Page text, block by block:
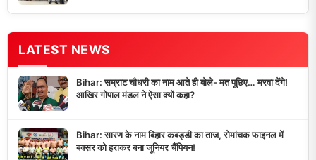
LATEST NEWS
Bihar: सम्राट चौधरी का नाम आते ही बोले- मत पूछिए… मरवा देंगे!
आखिर गोपाल मंडल ने ऐसा क्यों कहा?
Bihar: सारण के नाम बिहार कबड्डी का ताज, रोमांचक फाइनल में
बक्सर को हराकर बना जूनियर चैंपियन!